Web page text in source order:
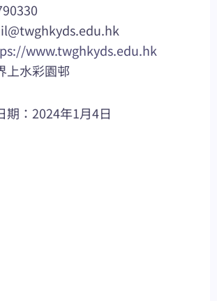
www.twghkyds.edu.hk
上水彩園邨
期：2024年1月4日